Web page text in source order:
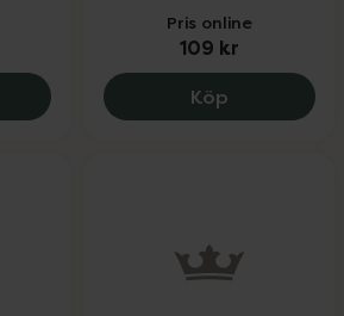
Tåspridare, 66 kr.
Pris online
109 kr
Köp NatraCure